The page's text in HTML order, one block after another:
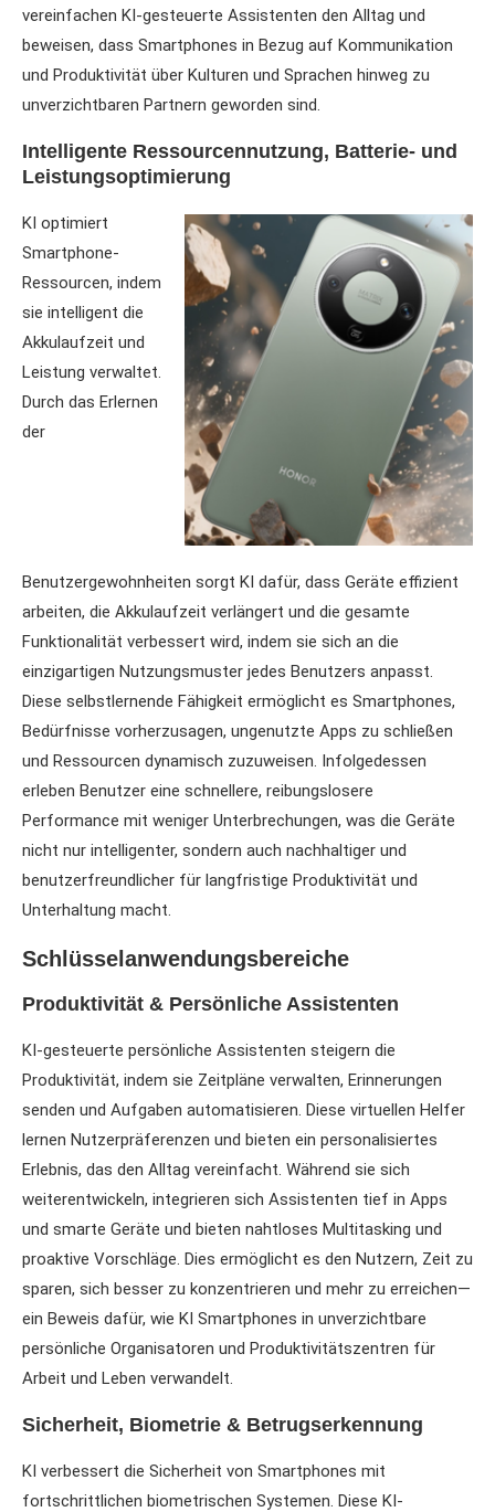
vereinfachen KI-gesteuerte Assistenten den Alltag und
beweisen, dass Smartphones in Bezug auf Kommunikation
und Produktivität über Kulturen und Sprachen hinweg zu
unverzichtbaren Partnern geworden sind.
Intelligente Ressourcennutzung, Batterie- und
Leistungsoptimierung
KI optimiert
Smartphone-
Ressourcen, indem
sie intelligent die
Akkulaufzeit und
Leistung verwaltet.
Durch das Erlernen
der
Benutzergewohnheiten sorgt KI dafür, dass Geräte effizient
arbeiten, die Akkulaufzeit verlängert und die gesamte
Funktionalität verbessert wird, indem sie sich an die
einzigartigen Nutzungsmuster jedes Benutzers anpasst.
Diese selbstlernende Fähigkeit ermöglicht es Smartphones,
Bedürfnisse vorherzusagen, ungenutzte Apps zu schließen
und Ressourcen dynamisch zuzuweisen. Infolgedessen
erleben Benutzer eine schnellere, reibungslosere
Performance mit weniger Unterbrechungen, was die Geräte
nicht nur intelligenter, sondern auch nachhaltiger und
benutzerfreundlicher für langfristige Produktivität und
Unterhaltung macht.
Schlüsselanwendungsbereiche
Produktivität & Persönliche Assistenten
KI-gesteuerte persönliche Assistenten steigern die
Produktivität, indem sie Zeitpläne verwalten, Erinnerungen
senden und Aufgaben automatisieren. Diese virtuellen Helfer
lernen Nutzerpräferenzen und bieten ein personalisiertes
Erlebnis, das den Alltag vereinfacht. Während sie sich
weiterentwickeln, integrieren sich Assistenten tief in Apps
und smarte Geräte und bieten nahtloses Multitasking und
proaktive Vorschläge. Dies ermöglicht es den Nutzern, Zeit zu
sparen, sich besser zu konzentrieren und mehr zu erreichen—
ein Beweis dafür, wie KI Smartphones in unverzichtbare
persönliche Organisatoren und Produktivitätszentren für
Arbeit und Leben verwandelt.
Sicherheit, Biometrie & Betrugserkennung
KI verbessert die Sicherheit von Smartphones mit
fortschrittlichen biometrischen Systemen. Diese KI-